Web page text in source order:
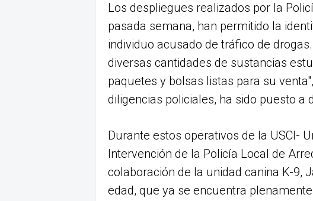
Los despliegues realizados por la
pasada semana, han permitido la
individuo acusado de tráfico de
diversas cantidades de sustancias
paquetes y bolsas listas para su
diligencias policiales, ha sido puesto a
Durante estos operativos de la USCI-
Intervención de la Policía Local de
colaboración de la unidad canina K-9,
edad, que ya se encuentra